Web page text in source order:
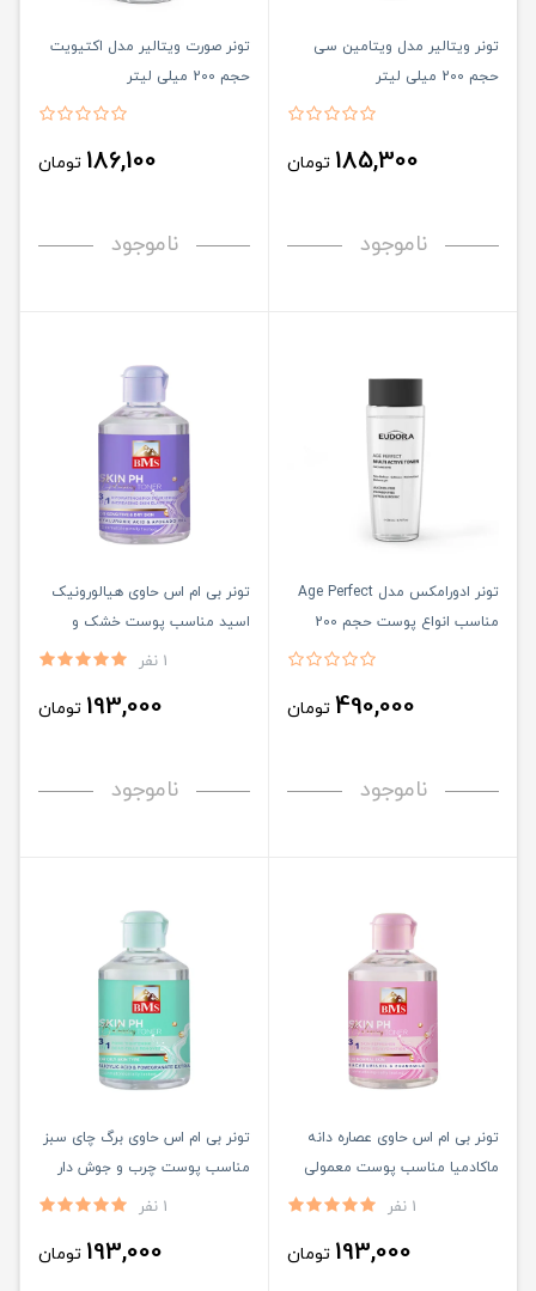
تونر ویتالیر مدل ویتامین سی
حجم 200 میلی لیتر
185,300 تومان
ناموجود
تونر صورت ویتالیر مدل اکتیویت
حجم 200 میلی لیتر
186,100 تومان
ناموجود
تونر ادورامکس مدل Age Perfect
مناسب انواع پوست حجم 200
490,000 تومان
ناموجود
تونر بی ام اس حاوی هیالورونیک
اسید مناسب پوست خشک و
1 نفر
193,000 تومان
ناموجود
تونر بی ام اس حاوی عصاره دانه
ماکادمیا مناسب پوست معمولی
1 نفر
193,000 تومان
تونر بی ام اس حاوی برگ چای سبز
مناسب پوست چرب و جوش دار
1 نفر
193,000 تومان